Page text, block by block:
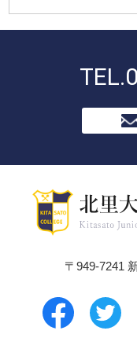
TEL.
〒949-7241